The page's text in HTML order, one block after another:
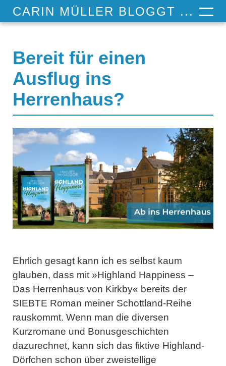
CARIN MÜLLER BLOGGT ...
Bereit für einen
Ausflug ins
Herrenhaus?
Ehrlich gesagt kann ich es selbst kaum
glauben, dass mit »Highland Happiness –
Das Herrenhaus von Kirkby« bereits der
SIEBTE Roman meiner Schottland-Reihe
rauskommt. Wenn man die diversen
Kurzromane und Bonusgeschichten
dazurechnet, kann sich das fiktive Highland-
Dörfchen schon über zweistellige